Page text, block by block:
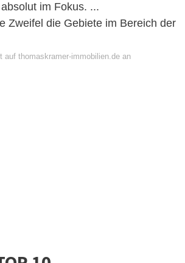
im Fokus. ...
Zweifel die Gebiete im Bereich der
auf thomaskramer-immobilien.de an